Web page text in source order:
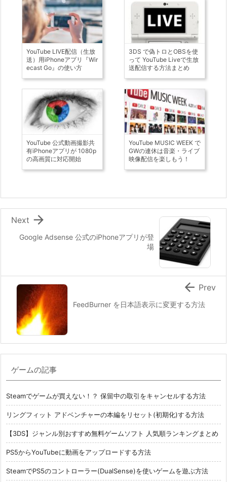
YouTube LIVE配信（生放
送）用iPhoneアプリ『Wir
ecast Go』の使い方
3DS で偽トロとOBSを使
って YouTube Liveで生放
送配信する方法まとめ
YouTube 公式動画撮影共
有iPhoneアプリが 1080p
の高画質に対応開始
YouTube MUSIC WEEK で
GWの連休は音楽・ライブ
映像配信を楽しもう！
Google Adsense 公式のiPhoneアプリが登
場

Next
FeedBurner を日本語表示に変更する方法
 Prev
ゲームの記事
Steamでゲームが買えない！？ 保留中の取引をキャンセルする方法
リングフィット アドベンチャーの本編をリセット(初期化)する方法
【3DS】ジャンル別おすすめ無料ゲームソフト 人気順ランキングまとめ
PS5からYouTubeに動画をアップロードする方法
SteamでPS5のコントローラー(DualSense)を使いゲームを遊ぶ方法